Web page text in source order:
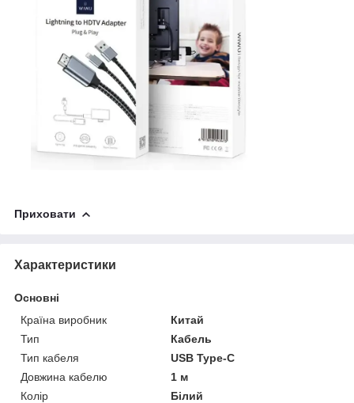
Приховати
Характеристики
Основні
Країна виробник
Китай
Тип
Кабель
Тип кабеля
USB Type-C
Довжина кабелю
1 м
Колір
Білий